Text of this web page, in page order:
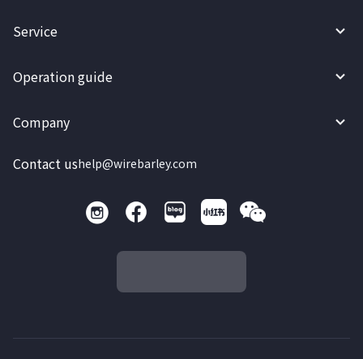
Service
Operation guide
Company
Contact ushelp@wirebarley.com